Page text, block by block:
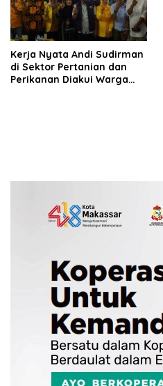
Kerja Nyata Andi Sudirman
di Sektor Pertanian dan
Perikanan Diakui Warga